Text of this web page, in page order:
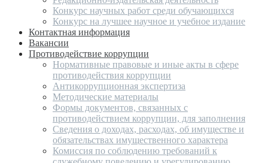
Конкурс научных работ среди обучающихся
Конкурс на лучшее научное и учебное издание
Контактная информация
Вакансии
Противодействие коррупции
Нормативные правовые и иные акты в сфере
противодействия коррупции
Антикоррупционная экспертиза
Методические материалы
Формы документов, связанных с
противодействием коррупции, для заполнения
Сведения о доходах, расходах, об имуществе и
обязательствах имущественного характера
Комиссия по соблюдению требований к